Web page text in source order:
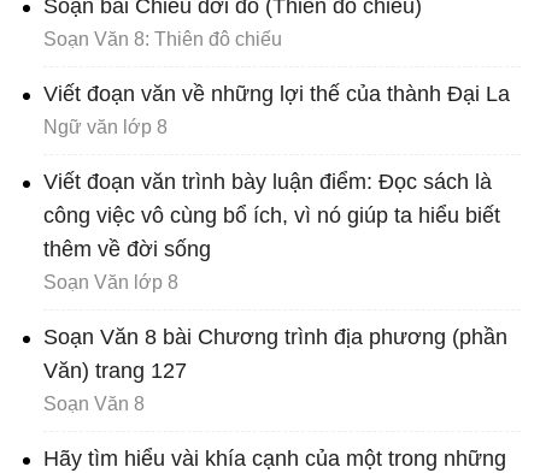
Soạn bài Chiếu dời đô (Thiên đô chiếu)
Soạn Văn 8: Thiên đô chiếu
Viết đoạn văn về những lợi thế của thành Đại La
Ngữ văn lớp 8
Viết đoạn văn trình bày luận điểm: Đọc sách là
công việc vô cùng bổ ích, vì nó giúp ta hiểu biết
thêm về đời sống
Soạn Văn lớp 8
Soạn Văn 8 bài Chương trình địa phương (phần
Văn) trang 127
Soạn Văn 8
Hãy tìm hiểu vài khía cạnh của một trong những